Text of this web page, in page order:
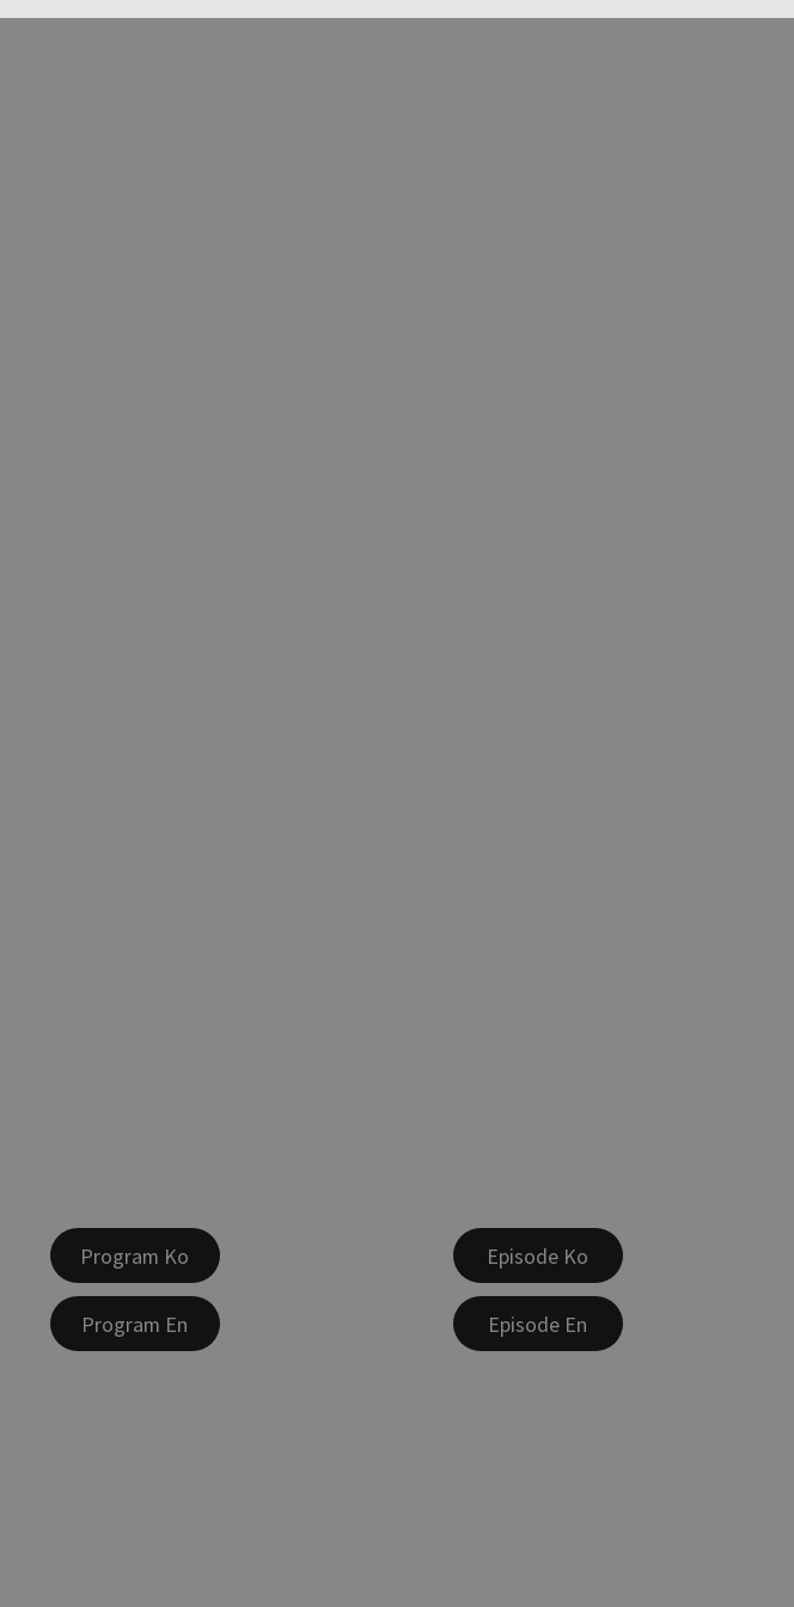
Program Ko
Program En
Episode Ko
Episode En